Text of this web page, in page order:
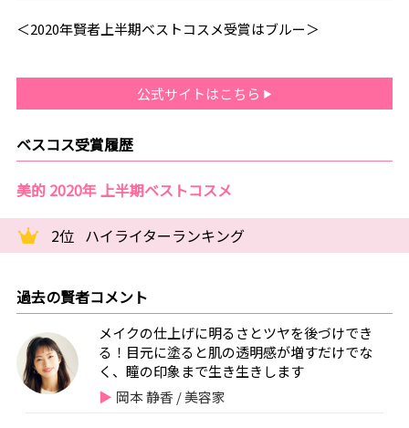
＜2020年賢者上半期ベストコスメ受賞はブルー＞
公式サイトはこちら
ベスコス受賞履歴
美的 2020年 上半期ベストコスメ
2位 ハイライターランキング
過去の賢者コメント
メイクの仕上げに明るさとツヤを後づけでき
る！目元に塗ると肌の透明感が増すだけでな
く、瞳の印象まで生き生きします
岡本 静香 / 美容家